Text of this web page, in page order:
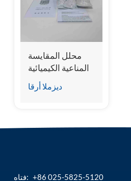
محلل المقايسة
المناعية الكيميائية
للحيوانات الأليفة
لمجموعة اختبار
ديزملا أرقا
فتاه: +86 025-5825-5120